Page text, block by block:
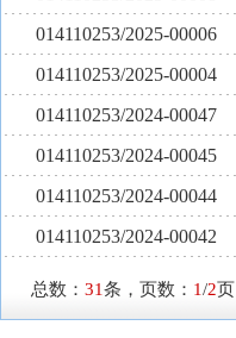
014110253/2025-00006
014110253/2025-00004
014110253/2024-00047
014110253/2024-00045
014110253/2024-00044
014110253/2024-00042
总数： 31条，页数： 1/2页